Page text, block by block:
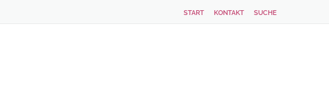
START KONTAKT SUCHE